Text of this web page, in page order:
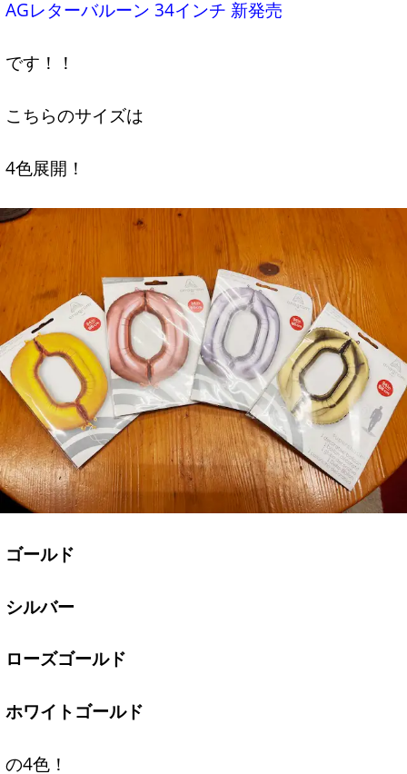
AGレターバルーン 34インチ 新発売
です！！
こちらのサイズは
4色展開！
ゴールド
シルバー
ローズゴールド
ホワイトゴールド
の4色！